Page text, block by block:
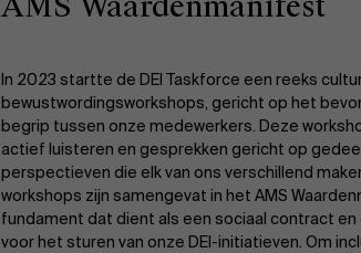
In 2023 startte de DEI Taskforce een reeks
bewustwordingsworkshops, gericht op het
begrip tussen onze medewerkers. Deze
actief luisteren en gesprekken gericht op
perspectieven die elk van ons verschillend
workshops zijn samengevat in het AMS
fundament dat dient als een sociaal contract
voor het sturen van onze DEI-initiatieven. Om